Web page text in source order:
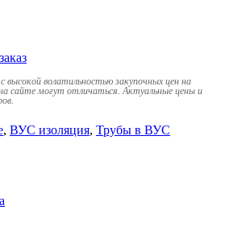
волатильностью закупочных цен на
сайте могут отличаться. Актуальные цены и
, ВУС изоляция, Трубы в ВУС